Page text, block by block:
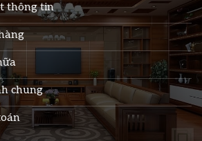
thông tin
chung